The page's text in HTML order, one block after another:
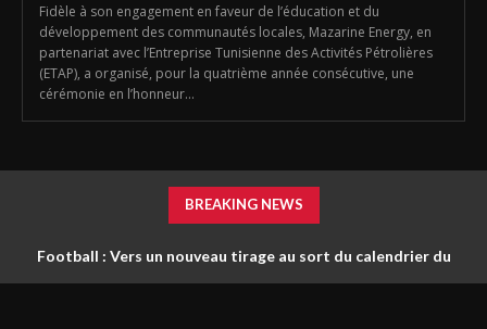
Fidèle à son engagement en faveur de l’éducation et du
développement des communautés locales, Mazarine Energy, en
partenariat avec l’Entreprise Tunisienne des Activités Pétrolières
(ETAP), a organisé, pour la quatrième année consécutive, une
cérémonie en l’honneur...
BREAKING NEWS
Football : Vers un nouveau tirage au sort du calendrier du